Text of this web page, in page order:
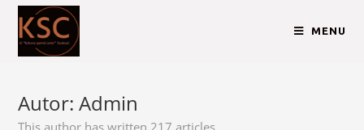
MENU
Autor:Admin
This author has written 217 articles